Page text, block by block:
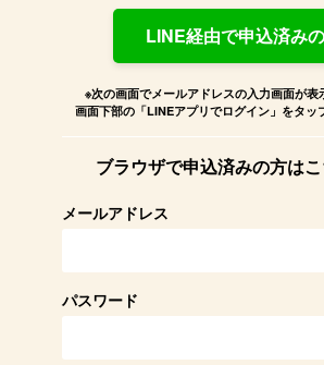
LINE経由で申込済み
※次の画面でメールアドレスの入力画面が表
画面下部の「LINEアプリでログイン」をタッ
ブラウザで申込済みの方は
メールアドレス
パスワード